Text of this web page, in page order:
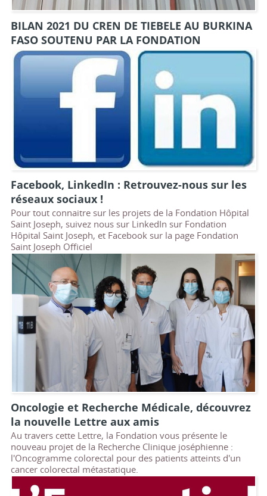
BILAN 2021 DU CREN DE TIEBELE AU BURKINA
FASO SOUTENU PAR LA FONDATION
Facebook, LinkedIn : Retrouvez-nous sur les
réseaux sociaux !
Pour tout connaitre sur les projets de la Fondation Hôpital
Saint Joseph, suivez nous sur LinkedIn sur Fondation
Hôpital Saint Joseph, et Facebook sur la page Fondation
Saint Joseph Officiel
Oncologie et Recherche Médicale, découvrez
la nouvelle Lettre aux amis
Au travers cette Lettre, la Fondation vous présente le
nouveau projet de la Recherche Clinique joséphienne :
l'Oncogramme colorectal pour des patients atteints d'un
cancer colorectal métastatique.